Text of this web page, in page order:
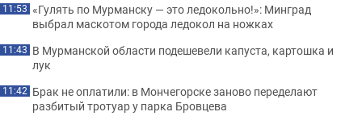
11:53 «Гулять по Мурманску — это ледокольно!»: Минград
выбрал маскотом города ледокол на ножках
11:43 В Мурманской области подешевели капуста, картошка и
лук
11:42 Брак не оплатили: в Мончегорске заново переделают
разбитый тротуар у парка Бровцева